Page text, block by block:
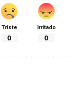
Triste
0
Irritado
0